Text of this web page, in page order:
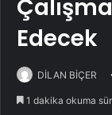
Edecek
DİLAN BİÇER
1 dakika okuma